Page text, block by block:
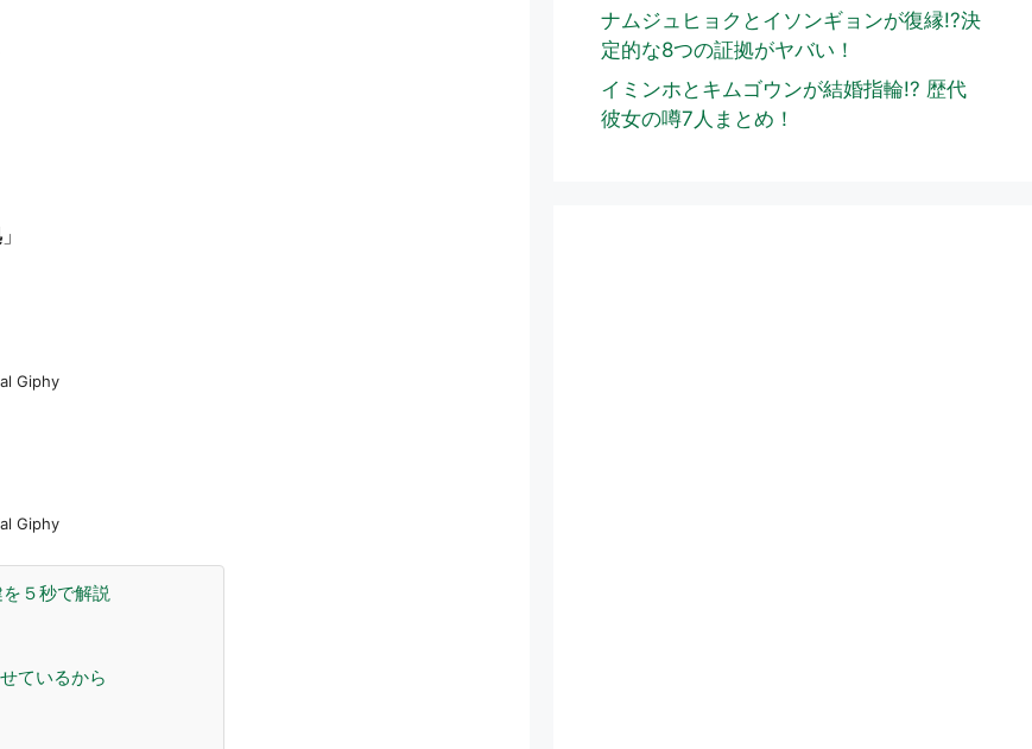
」
Giphy
Giphy
５秒で解説
ているから
ナムジュヒョクとイソンギョンが復縁!?決
定的な8つの証拠がヤバい！
イミンホとキムゴウンが結婚指輪!? 歴代
彼女の噂7人まとめ！